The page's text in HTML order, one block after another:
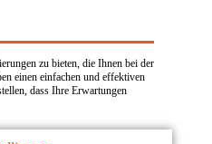
zu bieten, die Ihnen bei der
einen einfachen und effektiven
dass Ihre Erwartungen